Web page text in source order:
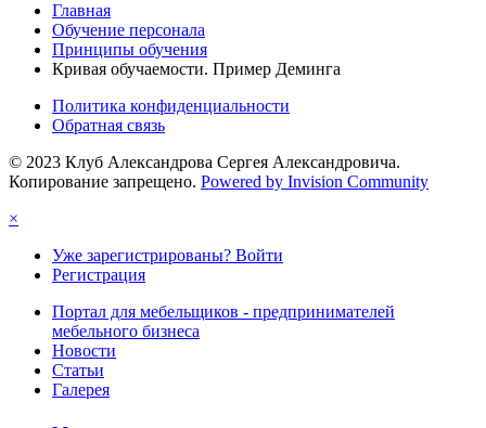
Главная
Обучение персонала
Принципы обучения
Кривая обучаемости. Пример Деминга
Политика конфиденциальности
Обратная связь
© 2023 Клуб Александрова Сергея Александровича.
Копирование запрещено. Powered by Invision Community
×
Уже зарегистрированы? Войти
Регистрация
Портал для мебельщиков - предпринимателей
мебельного бизнеса
Новости
Статьи
Галерея